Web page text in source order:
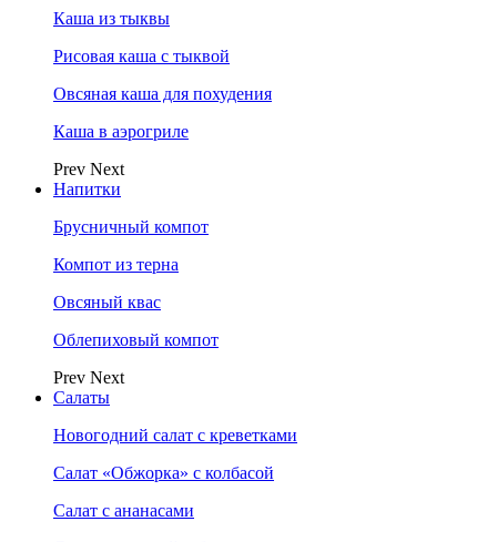
Каша из тыквы
Рисовая каша с тыквой
Овсяная каша для похудения
Каша в аэрогриле
Prev Next
Напитки
Брусничный компот
Компот из терна
Овсяный квас
Облепиховый компот
Prev Next
Салаты
Новогодний салат с креветками
Салат «Обжорка» с колбасой
Салат с ананасами